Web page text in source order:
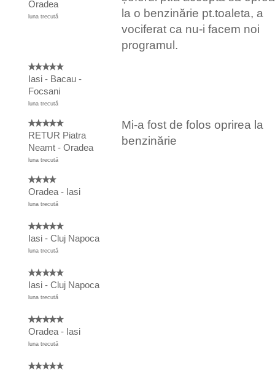
Oradea
luna trecută
la o benzinărie pt.toaleta, a
vociferat ca nu-i facem noi
programul.
Iasi - Bacau -
Focsani
luna trecută
RETUR Piatra
Neamt - Oradea
luna trecută
Mi-a fost de folos oprirea la
benzinărie
Oradea - Iasi
luna trecută
Iasi - Cluj Napoca
luna trecută
Iasi - Cluj Napoca
luna trecută
Oradea - Iasi
luna trecută